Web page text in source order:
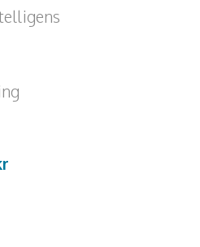
18 000 – 25 000 kr -